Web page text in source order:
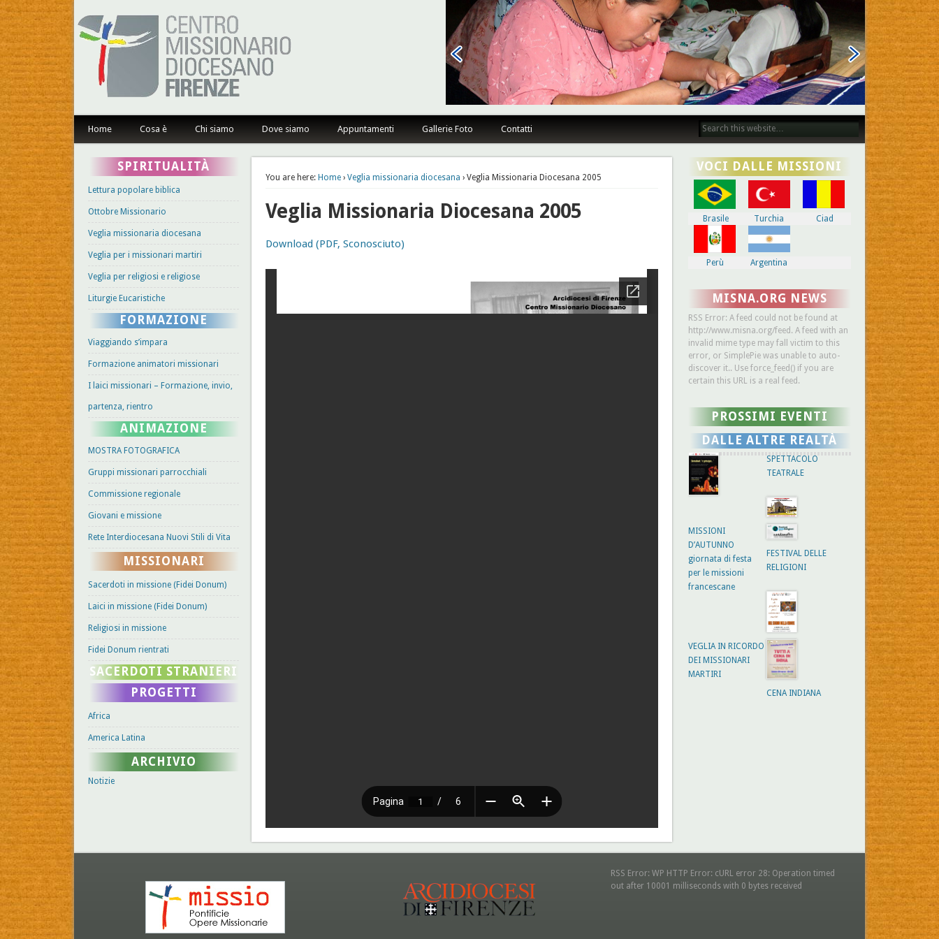
Centro Missionario Diocesano Firenze
Home Cosa è Chi siamo Dove siamo Appuntamenti Gallerie Foto Contatti
You are here: Home› Veglia missionaria diocesana › Veglia Missionaria Diocesana 2005
Veglia Missionaria Diocesana 2005
Download (PDF, Sconosciuto)
SPIRITUALITÀ
Lettura popolare biblica
Ottobre Missionario
Veglia missionaria diocesana
Veglia per i missionari martiri
Veglia per religiosi e religiose
Liturgie Eucaristiche
FORMAZIONE
Viaggiando s’impara
Formazione animatori missionari
I laici missionari – Formazione, invio,
partenza, rientro
ANIMAZIONE
MOSTRA FOTOGRAFICA
Gruppi missionari parrocchiali
Commissione regionale
Giovani e missione
Rete Interdiocesana Nuovi Stili di Vita
MISSIONARI
Sacerdoti in missione (Fidei Donum)
Laici in missione (Fidei Donum)
Religiosi in missione
Fidei Donum rientrati
SACERDOTI STRANIERI
PROGETTI
Africa
America Latina
ARCHIVIO
Notizie
VOCI DALLE MISSIONI
Brasile Turchia Ciad
Perù Argentina
MISNA.ORG NEWS
RSS Error: A feed could not be found at
http://www.misna.org/feed. A feed with an
invalid mime type may fall victim to this
error, or SimplePie was unable to auto-
discover it.. Use force_feed() if you are
certain this URL is a real feed.
PROSSIMI EVENTI
DALLE ALTRE REALTÀ
SPETTACOLO
TEATRALE
MISSIONI
D’AUTUNNO
giornata di festa
per le missioni
francescane
FESTIVAL DELLE
RELIGIONI
VEGLIA IN RICORDO
DEI MISSIONARI
MARTIRI
CENA INDIANA
RSS Error: WP HTTP Error: cURL error 28: Operation timed
out after 10001 milliseconds with 0 bytes received